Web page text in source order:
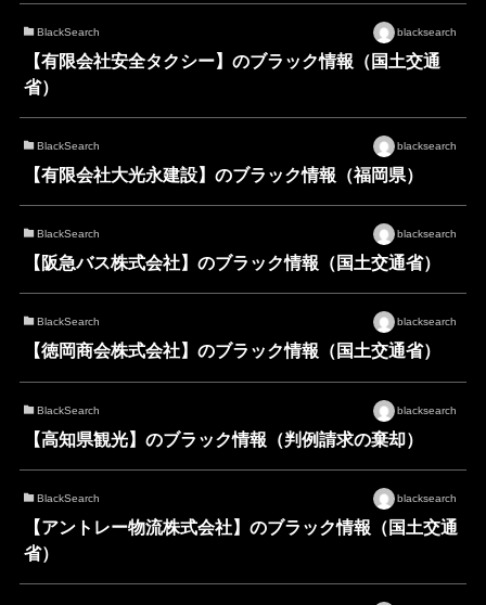
BlackSearch blacksearch
【有限会社安全タクシー】のブラック情報（国土交通
省）
BlackSearch blacksearch
【有限会社大光永建設】のブラック情報（福岡県）
BlackSearch blacksearch
【阪急バス株式会社】のブラック情報（国土交通省）
BlackSearch blacksearch
【徳岡商会株式会社】のブラック情報（国土交通省）
BlackSearch blacksearch
【高知県観光】のブラック情報（判例請求の棄却）
BlackSearch blacksearch
【アントレー物流株式会社】のブラック情報（国土交通
省）